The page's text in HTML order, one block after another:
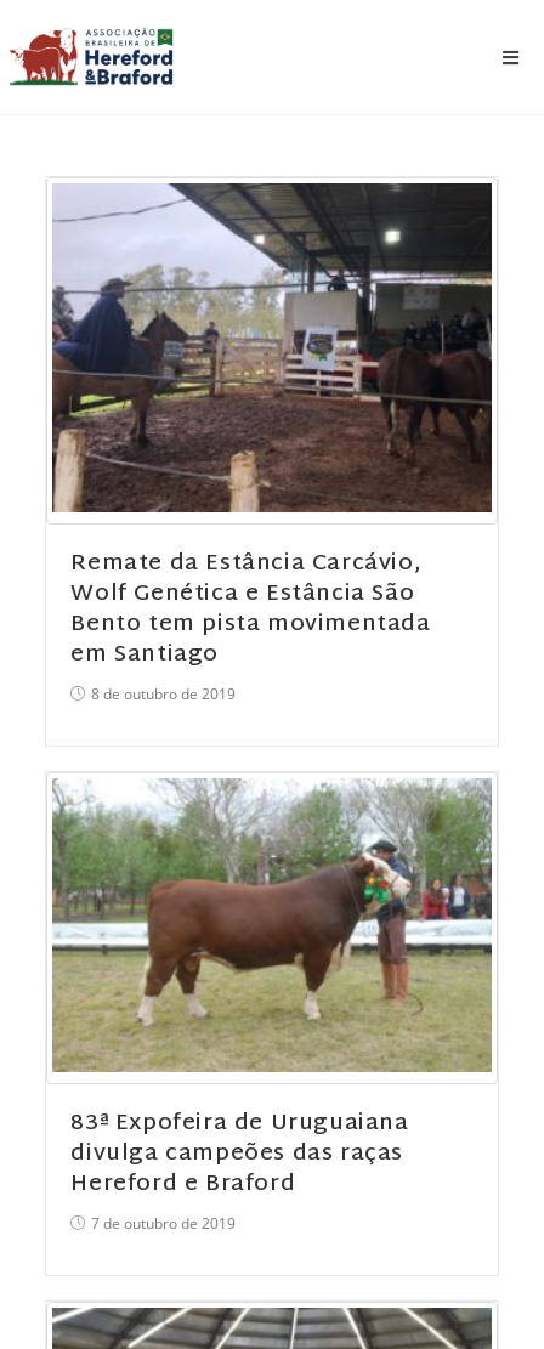
Remate da Estância Carcávio,
Wolf Genética e Estância São
Bento tem pista movimentada
em Santiago
8 de outubro de 2019
83ª Expofeira de Uruguaiana
divulga campeões das raças
Hereford e Braford
7 de outubro de 2019